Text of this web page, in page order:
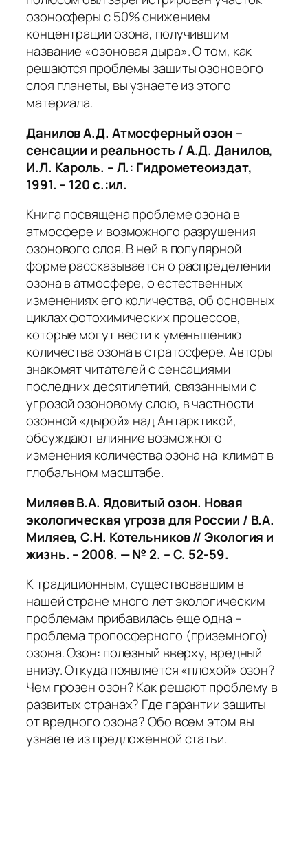
озоносферы с 50% снижением
концентрации озона, получившим
название «озоновая дыра». О том, как
решаются проблемы защиты озонового
слоя планеты, вы узнаете из этого
материала.
Данилов А.Д. Атмосферный озон –
сенсации и реальность / А.Д. Данилов,
И.Л. Кароль. – Л.: Гидрометеоиздат,
1991. – 120 с.:ил.
Книга посвящена проблеме озона в
атмосфере и возможного разрушения
озонового слоя. В ней в популярной
форме рассказывается о распределении
озона в атмосфере, о естественных
изменениях его количества, об основных
циклах фотохимических процессов,
которые могут вести к уменьшению
количества озона в стратосфере. Авторы
знакомят читателей с сенсациями
последних десятилетий, связанными с
угрозой озоновому слою, в частности
озонной «дырой» над Антарктикой,
обсуждают влияние возможного
изменения количества озона на климат в
глобальном масштабе.
Миляев В.А. Ядовитый озон. Новая
экологическая угроза для России / В.А.
Миляев, С.Н. Котельников // Экология и
жизнь. – 2008. — № 2. – С. 52-59.
К традиционным, существовавшим в
нашей стране много лет экологическим
проблемам прибавилась еще одна –
проблема тропосферного (приземного)
озона. Озон: полезный вверху, вредный
внизу. Откуда появляется «плохой» озон?
Чем грозен озон? Как решают проблему в
развитых странах? Где гарантии защиты
от вредного озона? Обо всем этом вы
узнаете из предложенной статьи.